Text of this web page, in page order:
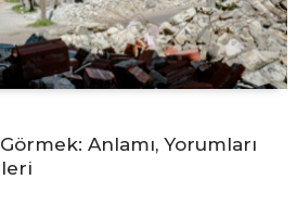
Anlamı, Yorumları